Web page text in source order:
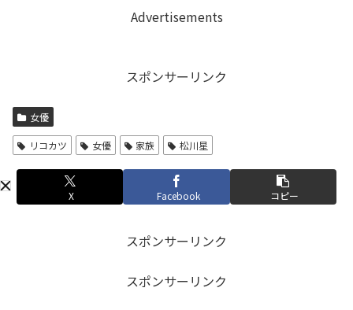
Advertisements
スポンサーリンク
女優
リコカツ 女優 家族 松川星
X Facebook コピー
スポンサーリンク
スポンサーリンク